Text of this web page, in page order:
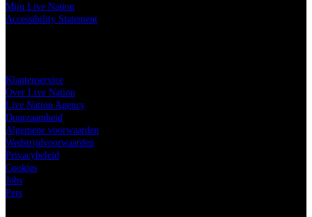
Mijn Live Nation
Accessibility Statement
Klantenservice
Over Live Nation
Live Nation Agency
Duurzaamheid
Algemene voorwaarden
Wedstrijdvoorwaarden
Privacybeleid
Cookies
Jobs
Pers